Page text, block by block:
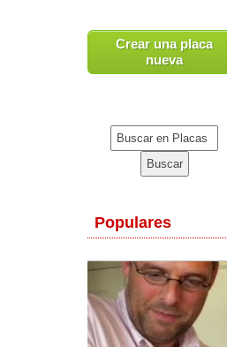
Crear una placa
nueva
Populares